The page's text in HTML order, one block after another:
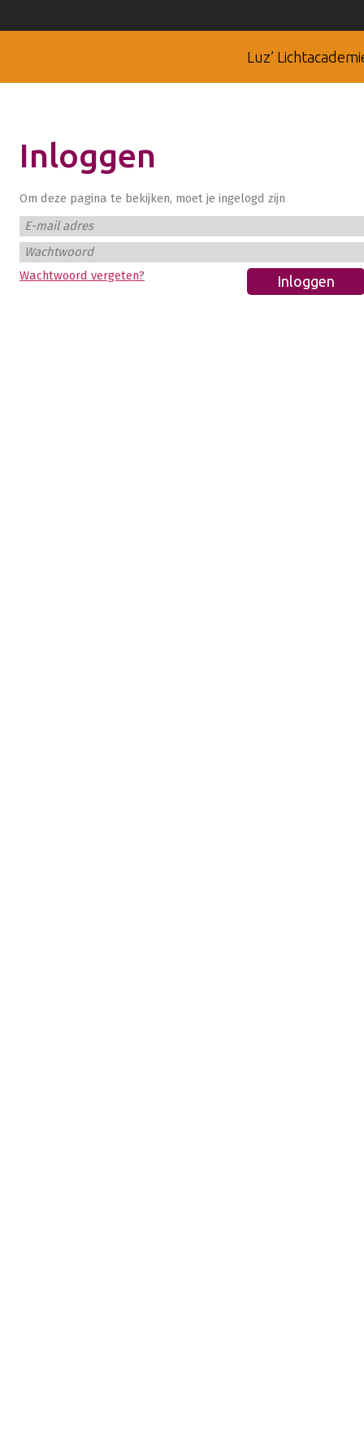
Luz’
Inloggen
Om deze pagina te bekijken, moet je ingelogd zijn
E-mail adres
Wachtwoord
Wachtwoord vergeten?